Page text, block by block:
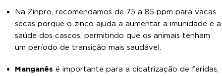
Na Zinpro, recomendamos de 75 a 85 ppm para vacas
secas porque o zinco ajuda a aumentar a imunidade e a
saúde dos cascos, permitindo que os animais tenham
um período de transição mais saudável.
Manganês é importante para a cicatrização de feridas,